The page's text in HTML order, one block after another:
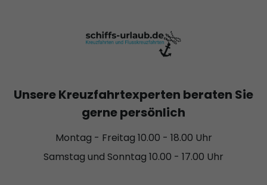
Unsere Kreuzfahrtexperten beraten Sie
gerne persönlich
Montag - Freitag 10.00 - 18.00 Uhr
Samstag und Sonntag 10.00 - 17.00 Uhr